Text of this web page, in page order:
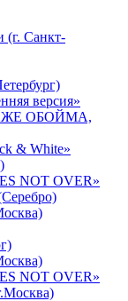
(г. Санкт-
версия»
ОБОЙМА,
& White»
NOT OVER»
NOT OVER»